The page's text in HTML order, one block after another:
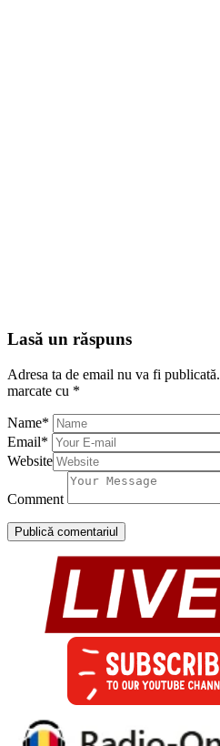
Lasă un răspuns
Adresa ta de email nu va fi publicată.
marcate cu *
Name*
Email*
Website
Comment